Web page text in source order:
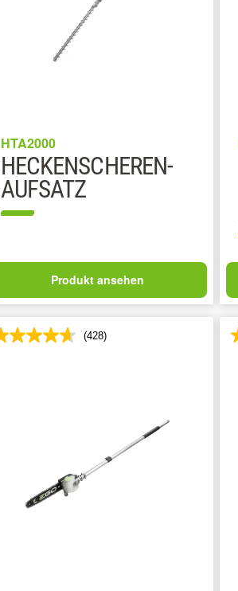
HTA2000
HECKENSCHEREN-
AUFSATZ
Produkt ansehen
(428)